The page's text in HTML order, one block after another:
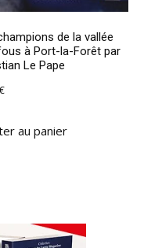
de la vallée
à Port-la-Forêt par
Le Pape
€
au panier